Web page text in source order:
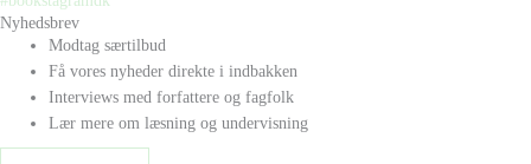
Nyhedsbrev
Modtag særtilbud
Få vores nyheder direkte i indbakken
Interviews med forfattere og fagfolk
Lær mere om læsning og undervisning